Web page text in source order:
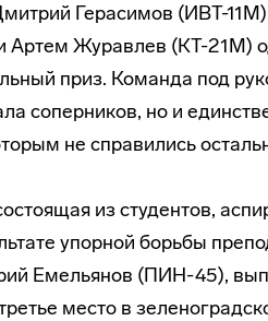
Герасимов (ИВТ-
Артем Журавлев (КТ-21М)
приз. Команда под
соперников, но и
не справились
из студентов,
упорной борьбы
Емельянов (ПИН-45),
место в